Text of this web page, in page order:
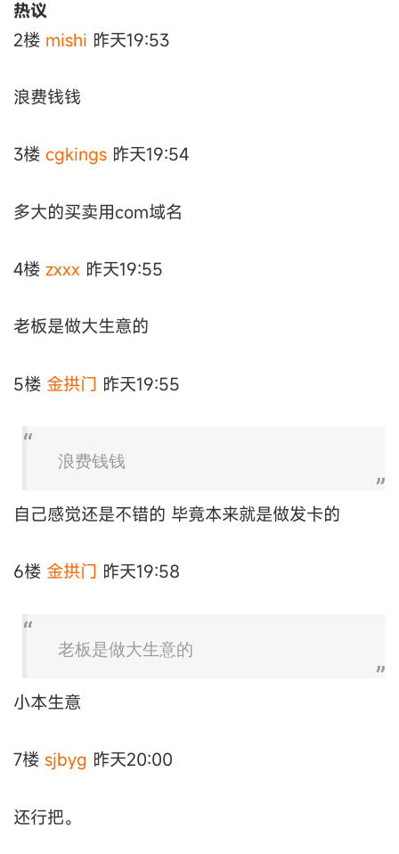
热议
2楼 mishi 昨天19:53
浪费钱钱
3楼 cgkings 昨天19:54
多大的买卖用com域名
4楼 zxxx 昨天19:55
老板是做大生意的
5楼 金拱门 昨天19:55
浪费钱钱
自己感觉还是不错的 毕竟本来就是做发卡的
6楼 金拱门 昨天19:58
老板是做大生意的
小本生意
7楼 sjbyg 昨天20:00
还行把。